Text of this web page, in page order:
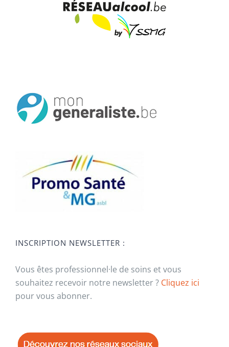
INSCRIPTION NEWSLETTER :
Vous êtes professionnel·le de soins et vous
souhaitez recevoir notre newsletter ? Cliquez ici
pour vous abonner.